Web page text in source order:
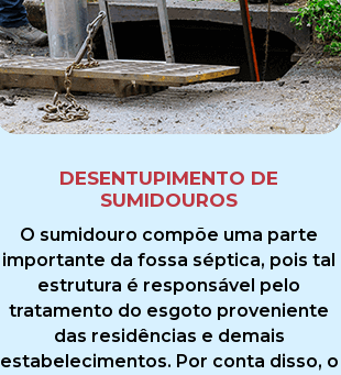
DESENTUPIMENTO DE
SUMIDOUROS
O sumidouro compõe uma parte
importante da fossa séptica, pois tal
estrutura é responsável pelo
tratamento do esgoto proveniente
das residências e demais
estabelecimentos. Por conta disso, o